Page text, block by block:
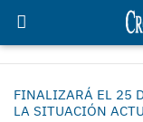
FINALIZARÁ EL 25
LA SITUACIÓN